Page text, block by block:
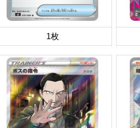
1枚